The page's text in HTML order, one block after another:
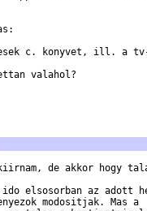
c. konyvet, ill. a
valahol?
de akkor hogy
elsosorban az adott
modositjak. Mas a